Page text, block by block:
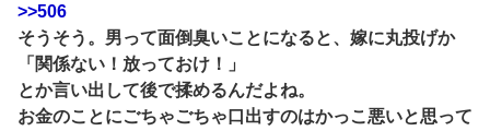
>>506
そうそう。男って面倒臭いことになると、嫁に丸投げか
「関係ない！放っておけ！」
とか言い出して後で揉めるんだよね。
お金のことにごちゃごちゃ口出すのはかっこ悪いと思って